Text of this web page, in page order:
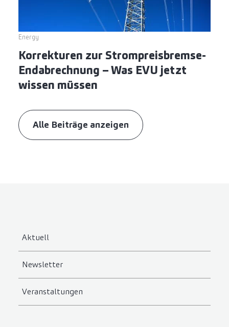
Energy
Korrekturen zur Strompreisbremse-
Endabrechnung – Was EVU jetzt
wissen müssen
Alle Beiträge anzeigen
Aktuell
Newsletter
Veranstaltungen